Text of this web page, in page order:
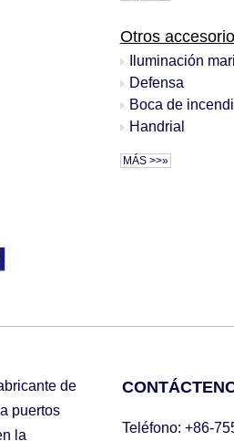
Otros
Iluminación
Defensa
Boca de
Handrial
MÁS >>»
de
puertos
la
Teléfono: +86-